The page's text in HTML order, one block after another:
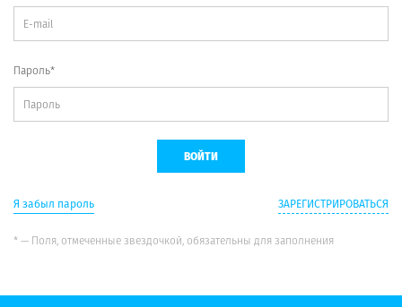
Пароль*
Я забыл пароль ЗАРЕГИСТРИРОВАТЬСЯ
* — Поля, отмеченные звездочкой, обязательны для заполнения